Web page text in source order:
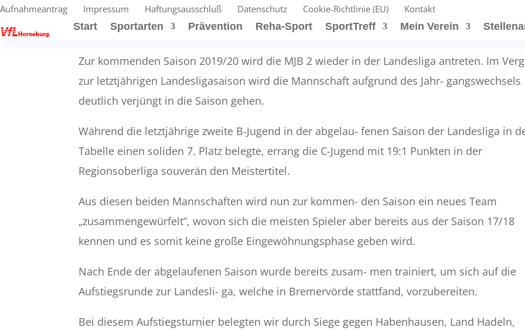
Aufnahmeantrag Impressum Haftungsausschluß Datenschutz Cookie-Richtlinie (EU)
Kontakt
Start
Sportarten Prävention Reha-Sport SportTreff Mein Verein
Zur kommenden Saison 2019/20 wird die MJB 2 wieder in der Landesliga antreten. Im
zur letztjährigen Landesligasaison wird die Mannschaft aufgrund des Jahr- gangswechsels
deutlich verjüngt in die Saison gehen.
Während die letztjährige zweite B-Jugend in der abgelau- fenen Saison der Landesliga in
Tabelle einen soliden 7. Platz belegte, errang die C-Jugend mit 19:1 Punkten in der
Regionsoberliga souverän den Meistertitel.
Aus diesen beiden Mannschaften wird nun zur kommen- den Saison ein neues Team
„zusammengewürfelt“, wovon sich die meisten Spieler aber bereits aus der Saison 17/18
kennen und es somit keine große Eingewöhnungsphase geben wird.
Nach Ende der abgelaufenen Saison wurde bereits zusam- men trainiert, um sich auf die
Aufstiegsrunde zur Landesli- ga, welche in Bremervörde stattfand, vorzubereiten.
Bei diesem Aufstiegsturnier belegten wir durch Siege gegen Habenhausen, Land Hadeln,